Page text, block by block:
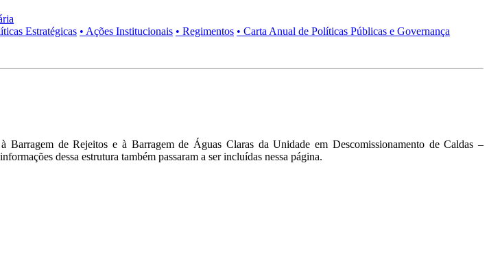
Estratégicas • Ações Institucionais • Regimentos • Carta Anual de Políticas Públicas e Governança
Barragem de Rejeitos e à Barragem de Águas Claras da Unidade em Descomissionamento de Caldas –
dessa estrutura também passaram a ser incluídas nessa página.